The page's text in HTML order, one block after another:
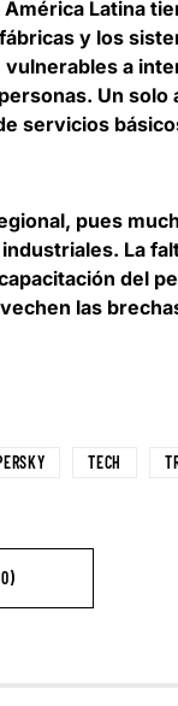
Latina
y los
a
. Un solo
servicios
pues
. La
del
las
TECH